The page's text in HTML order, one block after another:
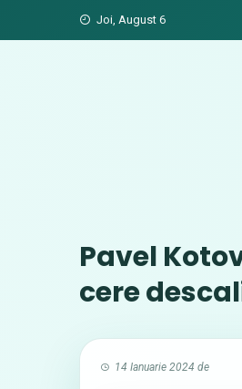
Joi, August 6
Pavel
cere
14 Ianuarie 2024 de